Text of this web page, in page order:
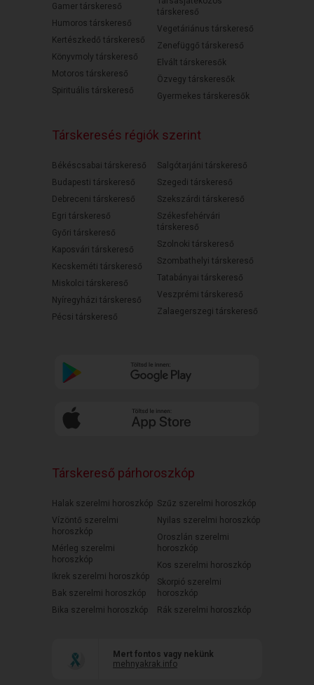
Gamer társkereső
Humoros társkereső
Kertészkedő társkereső
Könyvmoly társkereső
Motoros társkereső
Spirituális társkereső
társkereső
Vegetáriánus társkereső
Zenefüggő társkereső
Elvált társkeresők
Özvegy társkeresők
Gyermekes társkeresők
Társkeresés régiók szerint
Békéscsabai társkereső
Budapesti társkereső
Debreceni társkereső
Egri társkereső
Győri társkereső
Kaposvári társkereső
Kecskeméti társkereső
Miskolci társkereső
Nyíregyházi társkereső
Pécsi társkereső
Salgótarjáni társkereső
Szegedi társkereső
Szekszárdi társkereső
Székesfehérvári
társkereső
Szolnoki társkereső
Szombathelyi társkereső
Tatabányai társkereső
Veszprémi társkereső
Zalaegerszegi társkereső
Társkereső párhoroszkóp
Halak szerelmi horoszkóp
Vízöntő szerelmi
horoszkóp
Mérleg szerelmi
horoszkóp
Ikrek szerelmi horoszkóp
Bak szerelmi horoszkóp
Bika szerelmi horoszkóp
Szűz szerelmi horoszkóp
Nyilas szerelmi horoszkóp
Oroszlán szerelmi
horoszkóp
Kos szerelmi horoszkóp
Skorpió szerelmi
horoszkóp
Rák szerelmi horoszkóp
Mert fontos vagy nekünk
mehnyakrak.info